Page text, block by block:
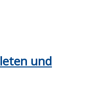
und